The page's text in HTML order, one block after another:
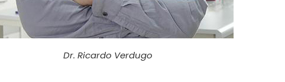
Dr. Ricardo Verdugo